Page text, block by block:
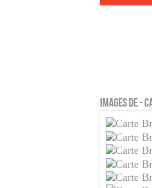
Images de -